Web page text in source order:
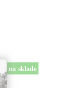
na sklade